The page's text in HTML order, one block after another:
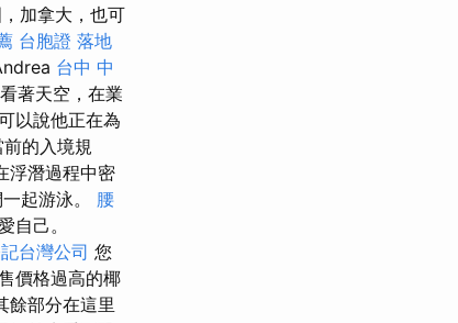
加拿大，也可
台胞證 落地
台中 中
著天空，在業
以說他正在為
的入境規
浮潛過程中密
起游泳。 腰
自己。
台灣公司 您
價格過高的椰
餘部分在這里